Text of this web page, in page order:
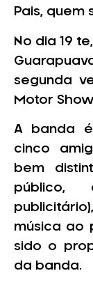
Pais, quem
No dia 19
segunda
Motor
A banda
cinco
bem
público,
música ao
sido o
da banda.